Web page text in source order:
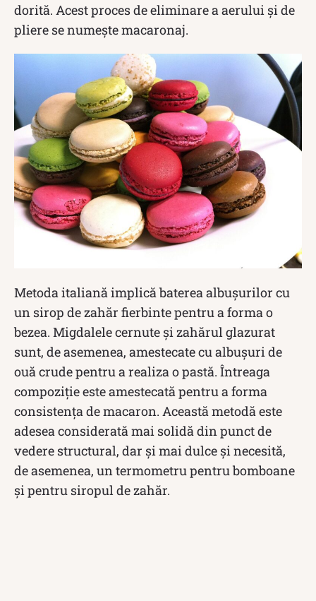
dorită. Acest proces de eliminare a aerului și de
pliere se numește macaronaj.
Metoda italiană implică baterea albușurilor cu
un sirop de zahăr fierbinte pentru a forma o
bezea. Migdalele cernute și zahărul glazurat
sunt, de asemenea, amestecate cu albușuri de
ouă crude pentru a realiza o pastă. Întreaga
compoziție este amestecată pentru a forma
consistența de macaron. Această metodă este
adesea considerată mai solidă din punct de
vedere structural, dar și mai dulce și necesită,
de asemenea, un termometru pentru bomboane
și pentru siropul de zahăr.